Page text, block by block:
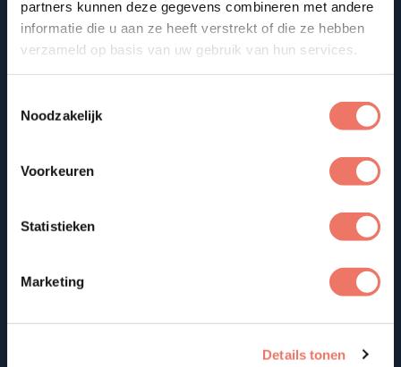
partners kunnen deze gegevens combineren met andere
informatie die u aan ze heeft verstrekt of die ze hebben
verzameld op basis van uw gebruik van hun services.
Noodzakelijk
Voorkeuren
Statistieken
Marketing
Details tonen